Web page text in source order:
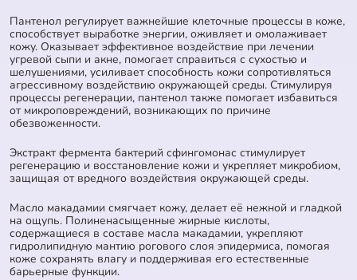
Пантенол регулирует важнейшие клеточные процессы в коже,
способствует выработке энергии, оживляет и омолаживает
кожу. Оказывает эффективное воздействие при лечении
угревой сыпи и акне, помогает справиться с сухостью и
шелушениями, усиливает способность кожи сопротивляться
агрессивному воздействию окружающей среды. Стимулируя
процессы регенерации, пантенол также помогает избавиться
от микроповреждений, возникающих по причине
обезвоженности.
Экстракт фермента бактерий сфингомонас стимулирует
регенерацию и восстановление кожи и укрепляет микробиом,
защищая от вредного воздействия окружающей среды.
Масло макадамии смягчает кожу, делает её нежной и гладкой
на ощупь. Полиненасыщенные жирные кислоты,
содержащиеся в составе масла макадамии, укрепляют
гидролипидную мантию рогового слоя эпидермиса, помогая
коже сохранять влагу и поддерживая его естественные
барьерные функции.